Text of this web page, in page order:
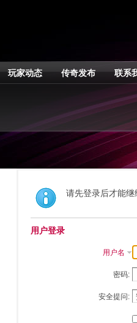
玩家动态 传奇发布 联系
请先登录后才能继
用户登录
用户名
密码:
安全提问: